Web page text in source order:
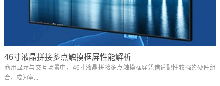
46寸液晶拼接多点触摸框屏性能解析
商用显示与交互场景中，46寸液晶拼接多点触摸框屏凭借适配性较强的硬件组
合，成为室...